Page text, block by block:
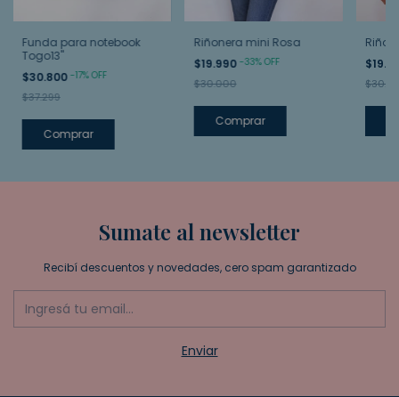
Funda para notebook
Togo13"
$30.800 -17%OFF
$37.299
Riñonera mini Rosa
$19.990 -33%OFF
$30.000
Sumate al newsletter
Recibí descuentos y novedades, cero spam garantizado